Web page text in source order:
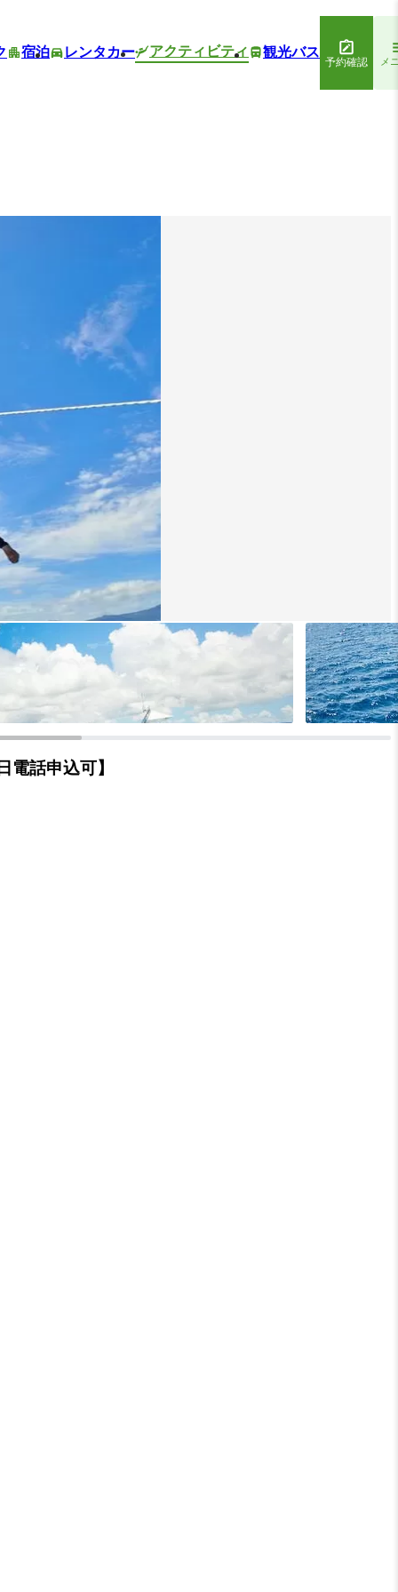
宿泊 レンタカー アクティビティ 観光バス
予約確認 メ
話申込可】